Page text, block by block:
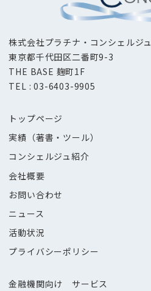
株式会社プラチナ・コンシェルジュ
東京都千代田区二番町9-3
THE BASE 麹町1F
TEL : 03-6403-9905
トップページ
実績（著書・ツール）
コンシェルジュ紹介
会社概要
お問い合わせ
ニュース
活動状況
プライバシーポリシー
金融機関向け サービス